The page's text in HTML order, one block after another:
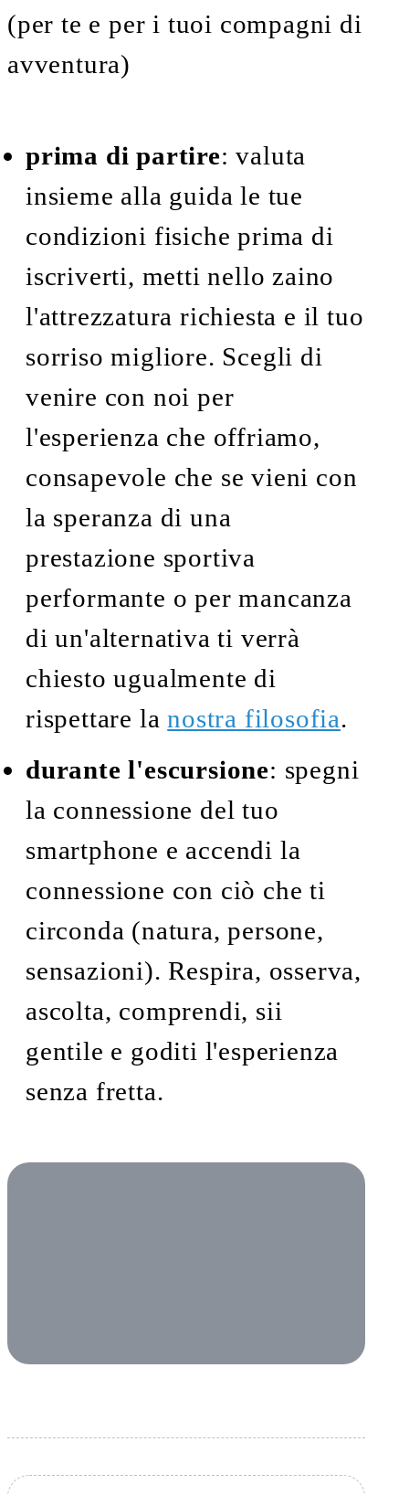
(per te e per i tuoi compagni di
avventura)
prima di partire: valuta
insieme alla guida le tue
condizioni fisiche prima di
iscriverti, metti nello zaino
l'attrezzatura richiesta e il tuo
sorriso migliore. Scegli di
venire con noi per
l'esperienza che offriamo,
consapevole che se vieni con
la speranza di una
prestazione sportiva
performante o per mancanza
di un'alternativa ti verrà
chiesto ugualmente di
rispettare lanostra filosofia.
durante l'escursione: spegni
la connessione del tuo
smartphone e accendi la
connessione con ciò che ti
circonda (natura, persone,
sensazioni). Respira, osserva,
ascolta, comprendi, sii
gentile e goditi l'esperienza
senza fretta.